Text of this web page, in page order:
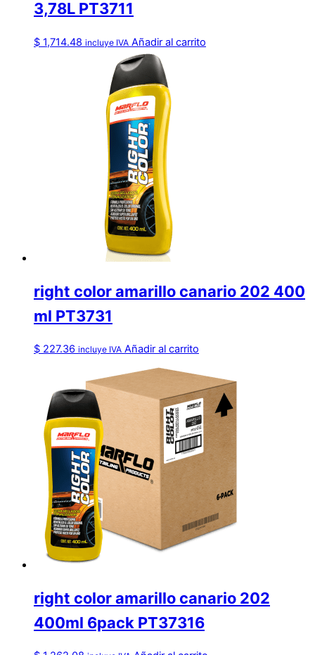
3,78L PT3711
$ 1,714.48 incluye IVA Añadir al carrito
right color amarillo canario 202 400
ml PT3731
$ 227.36 incluye IVA Añadir al carrito
right color amarillo canario 202
400ml 6pack PT37316